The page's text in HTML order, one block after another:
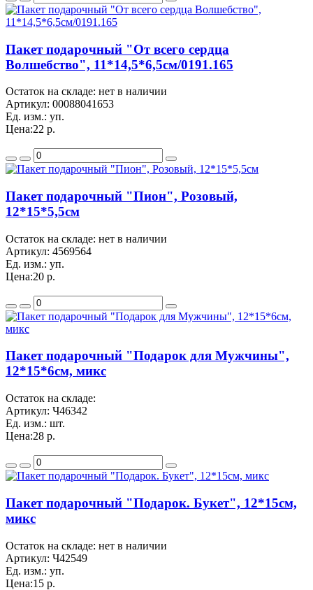
Пакет подарочный "От всего сердца
Волшебство", 11*14,5*6,5см/0191.165
Остаток на складе: нет в наличии
Артикул: 00088041653
Ед. изм.: уп.
Цена:22 р.
Пакет подарочный "Пион", Розовый,
12*15*5,5см
Остаток на складе: нет в наличии
Артикул: 4569564
Ед. изм.: уп.
Цена:20 р.
Пакет подарочный "Подарок для Мужчины",
12*15*6см, микс
Остаток на складе:
Артикул: Ч46342
Ед. изм.: шт.
Цена:28 р.
Пакет подарочный "Подарок. Букет", 12*15см,
микс
Остаток на складе: нет в наличии
Артикул: Ч42549
Ед. изм.: уп.
Цена:15 р.